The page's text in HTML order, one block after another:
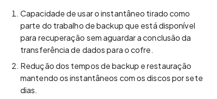
Capacidade de usar o instantâneo tirado como
parte do trabalho de backup que está disponível
para recuperação sem aguardar a conclusão da
transferência de dados para o cofre.
Redução dos tempos de backup e restauração
mantendo os instantâneos com os discos por sete
dias.